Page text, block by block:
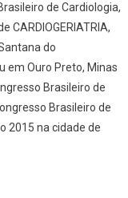
de Cardiologia,
CARDIOGERIATRIA,
do
em Ouro Preto, Minas
Brasileiro de
Brasileiro de
2015 na cidade de